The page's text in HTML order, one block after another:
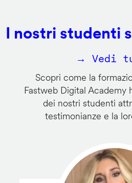
I nostri studenti
→ Vedi
Scopri come la
Fastweb Digital Academy
dei nostri studenti
testimonianze e la